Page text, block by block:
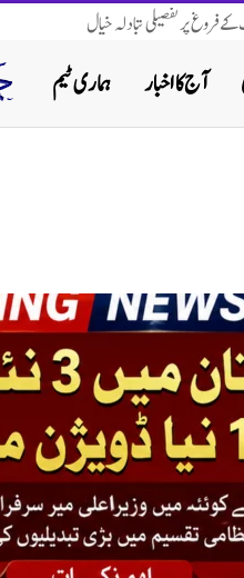
فروغ پر تفصیلی تبادلہ خیال
ہماری ٹیم آج کا اخبار